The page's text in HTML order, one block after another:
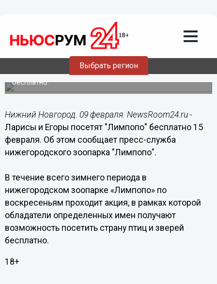
Выбрать регион
Ларисы и Егоры посетят "Лимпопо"
бесплатно 15 февраля
В течение всего зимнего периода в нижегородском
зоопарке «Лимпопо» по воскресеньям проходит акция, в
рамках которой обладатели определенных имен
получают возможность посетить страну птиц и зверей
бесплатно.
Нижний Новгород. 09 февраля. NewsRoom24.ru -
Ларисы и Егоры посетят "Лимпопо" бесплатно 15
февраля. Об этом сообщает пресс-служба
нижегородского зоопарка "Лимпопо".
В течение всего зимнего периода в
нижегородском зоопарке «Лимпопо» по
воскресеньям проходит акция, в рамках которой
обладатели определенных имен получают
возможность посетить страну птиц и зверей
бесплатно.
18+